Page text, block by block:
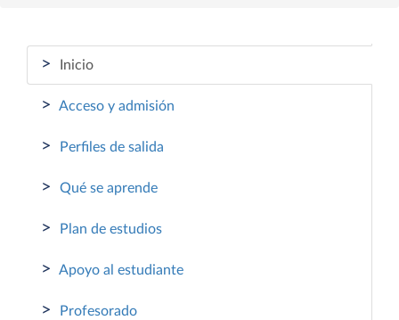
> Inicio
> Acceso y admisión
> Perfiles de salida
> Qué se aprende
> Plan de estudios
> Apoyo al estudiante
> Profesorado